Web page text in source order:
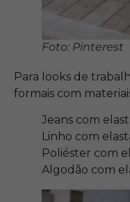
Foto: Pinterest
Para looks de
formais com
Jeans com
Linho com
Poliéster com
Algodão com